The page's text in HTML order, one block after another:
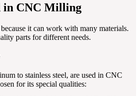
in CNC Milling
it can work with many materials.
parts for different needs.
to stainless steel, are used in CNC
for its special qualities: